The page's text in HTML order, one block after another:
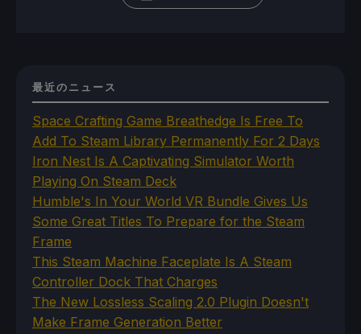
最近のニュース
Space Crafting Game Breathedge Is Free To
Add To Steam Library Permanently For 2 Days
Iron Nest Is A Captivating Simulator Worth
Playing On Steam Deck
Humble's In Your World VR Bundle Gives Us
Some Great Titles To Prepare for the Steam
Frame
This Steam Machine Faceplate Is A Steam
Controller Dock That Charges
The New Lossless Scaling 2.0 Plugin Doesn't
Make Frame Generation Better